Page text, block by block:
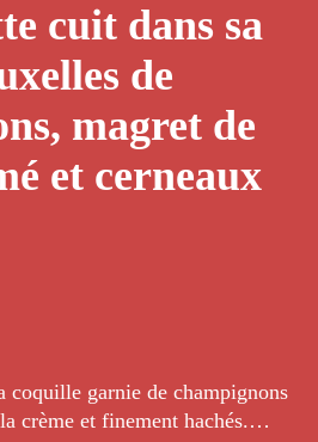
cuit dans sa
de
magret de
et cerneaux
coquille garnie de champignons
crème et finement hachés.